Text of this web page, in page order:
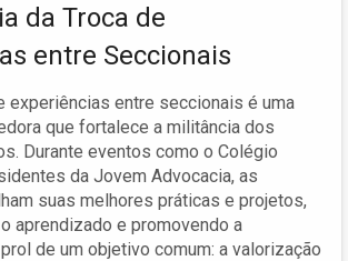
da Troca de
entre Seccionais
experiências entre seccionais é uma
que fortalece a militância dos
Durante eventos como o Colégio
da Jovem Advocacia, as
suas melhores práticas e projetos,
aprendizado e promovendo a
de um objetivo comum: a valorização